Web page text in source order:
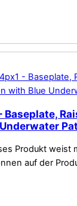
Baseplate,
Produkt weist
auf der